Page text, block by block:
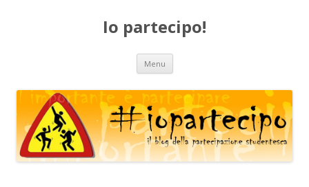
Io partecipo!
Menu Vai
contenuto